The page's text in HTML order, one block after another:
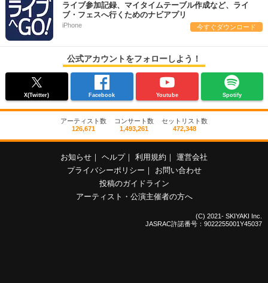
ライブ参加記録、マイタイムテーブル作成など、ライ
ブ・フェスへ行くためのナビアプリ
iPhone 今すぐダウンロード
公式アカウントをフォローしよう！
X(Twitter) Facebook Youtube Spotify
アーティスト数
126,671
コンサート数
1,493,261
セットリスト数
472,348
お知らせ ヘルプ 利用規約
運営会社
プライバシーポリシー
お問い合わせ
投稿のガイドライン
アーティスト・公演主催者の方へ
(C) 2021- SKIYAKI Inc.
JASRAC許諾番号：9022255001Y45037